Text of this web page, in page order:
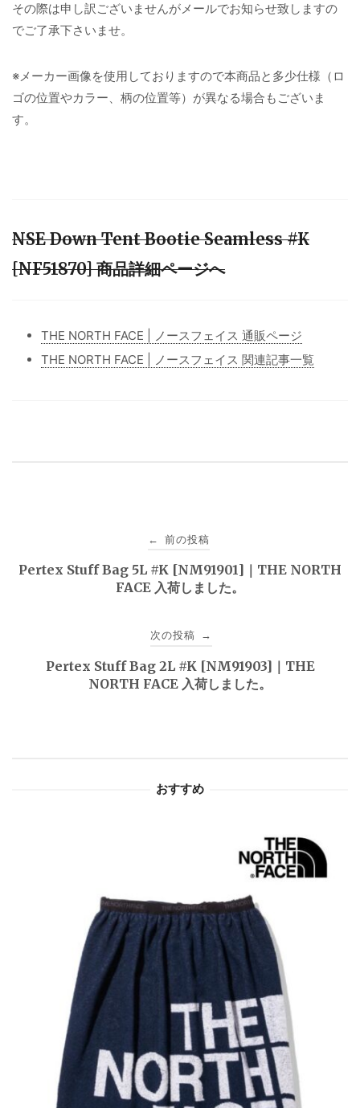
その際は申し訳ございませんがメールでお知らせ致しますの
でご了承下さいませ。
※メーカー画像を使用しておりますので本商品と多少仕様（ロ
ゴの位置やカラー、柄の位置等）が異なる場合もございま
す。
NSE Down Tent Bootie Seamless #K
[NF51870] 商品詳細ページへ
THE NORTH FACE | ノースフェイス 通販ページ
THE NORTH FACE | ノースフェイス 関連記事一覧
稿
← 前の投稿
Pertex Stuff Bag 5L #K [NM91901]｜THE NORTH
FACE 入荷しました。
次の投稿 →
Pertex Stuff Bag 2L #K [NM91903]｜THE
NORTH FACE 入荷しました。
おすすめ